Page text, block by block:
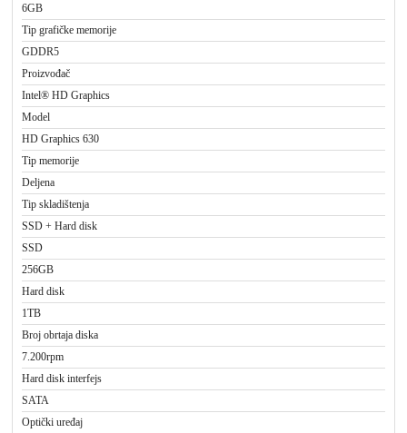
6GB
Tip grafičke memorije
GDDR5
Proizvođač
Intel® HD Graphics
Model
HD Graphics 630
Tip memorije
Deljena
Tip skladištenja
SSD + Hard disk
SSD
256GB
Hard disk
1TB
Broj obrtaja diska
7.200rpm
Hard disk interfejs
SATA
Optički uređaj